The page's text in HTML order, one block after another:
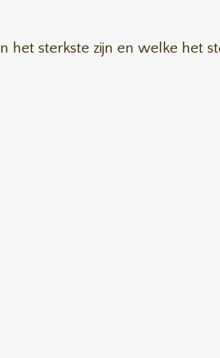
het sterkste zijn en welke het